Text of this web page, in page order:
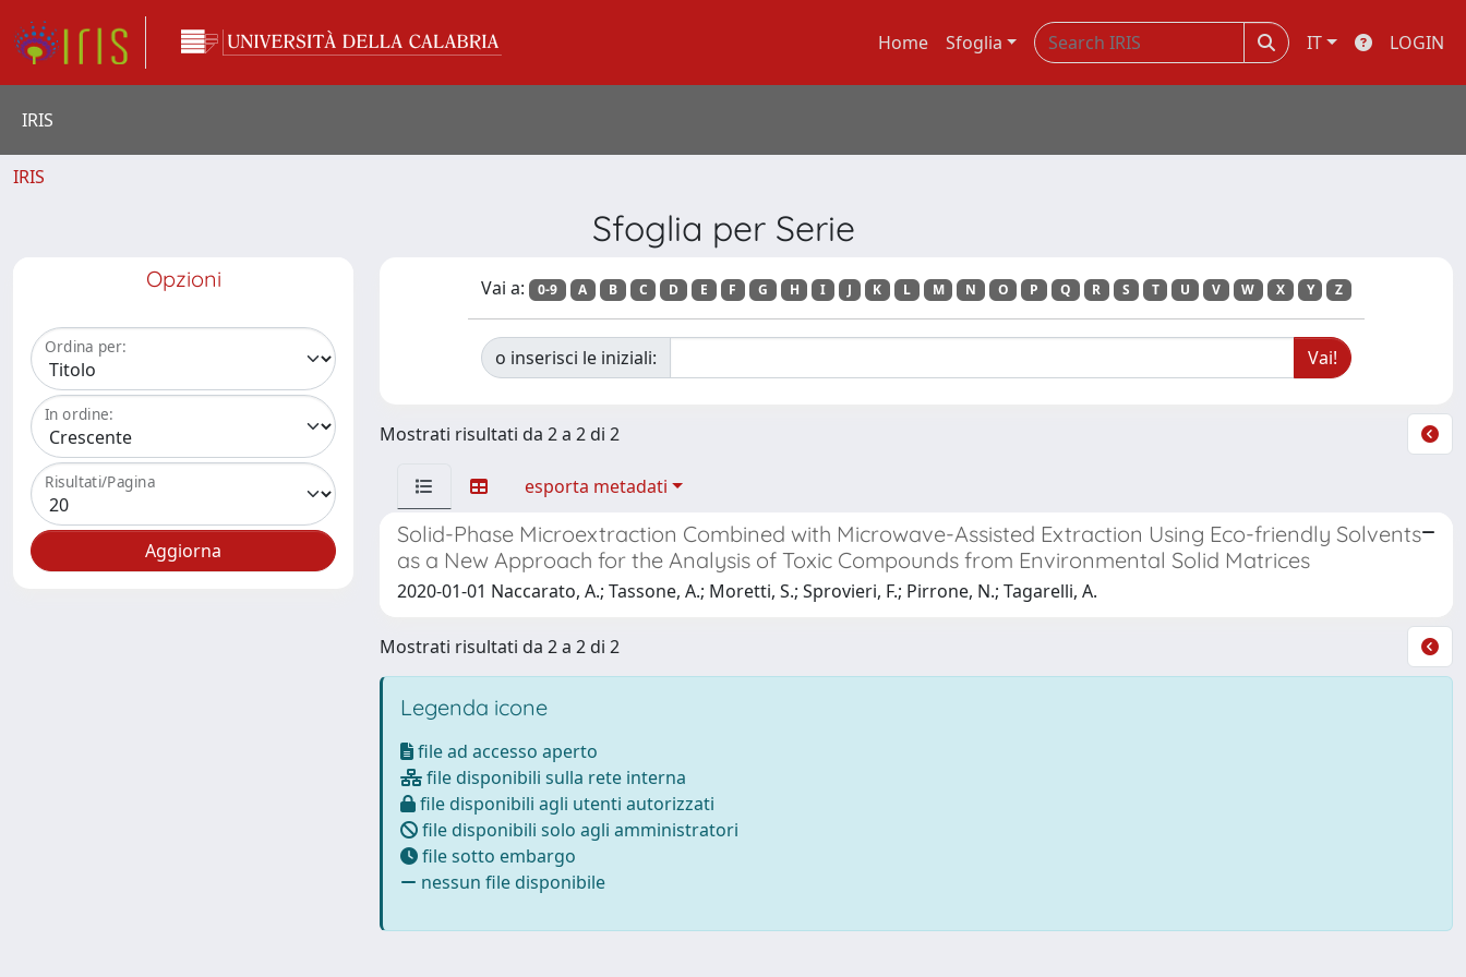
Home Sfoglia IT LOGIN
IRIS
IRIS
Sfoglia per Serie
Opzioni
Ordina per:
In ordine:
Risultati/Pagina
Vai a: 0-9 A B C D E F G H I J K L M N O P Q R S T U V W X Y Z
o inserisci le iniziali:
Mostrati risultati da 2 a 2 di 2
esporta metadati
Solid-Phase Microextraction Combined with Microwave-Assisted Extraction Using Eco-friendly Solvents
as a New Approach for the Analysis of Toxic Compounds from Environmental Solid Matrices
2020-01-01 Naccarato, A.; Tassone, A.; Moretti, S.; Sprovieri, F.; Pirrone, N.; Tagarelli, A.
Mostrati risultati da 2 a 2 di 2
Legenda icone
file ad accesso aperto
file disponibili sulla rete interna
file disponibili agli utenti autorizzati
file disponibili solo agli amministratori
file sotto embargo
nessun file disponibile